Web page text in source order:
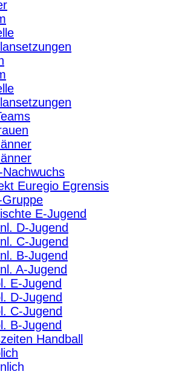
Nachwuchs
Euregio Egrensis
Gruppe
E-Jugend
D-Jugend
C-Jugend
B-Jugend
A-Jugend
E-Jugend
D-Jugend
C-Jugend
B-Jugend
Handball